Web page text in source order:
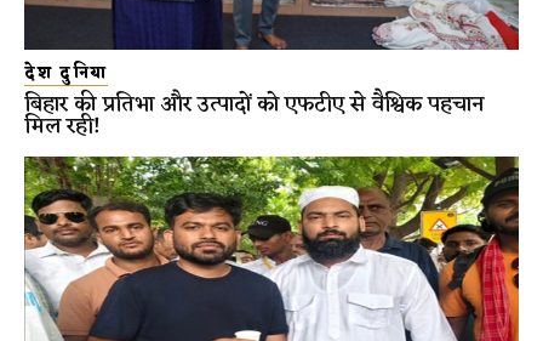
देश दुनिया
बिहार की प्रतिभा और उत्पादों को एफटीए से वैश्विक पहचान
मिल रही!